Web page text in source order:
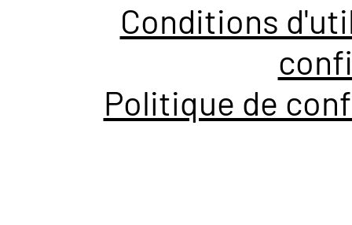
Conditions
Politique de